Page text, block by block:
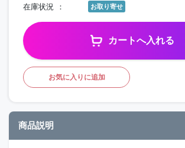
在庫状況 お取り寄せ
カートへ入れる
お気に入りに追加
商品説明